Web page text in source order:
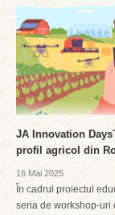
JA Innovation
profil agricol din
16 Mai 2025
În cadrul proiectul
seria de workshop-uri